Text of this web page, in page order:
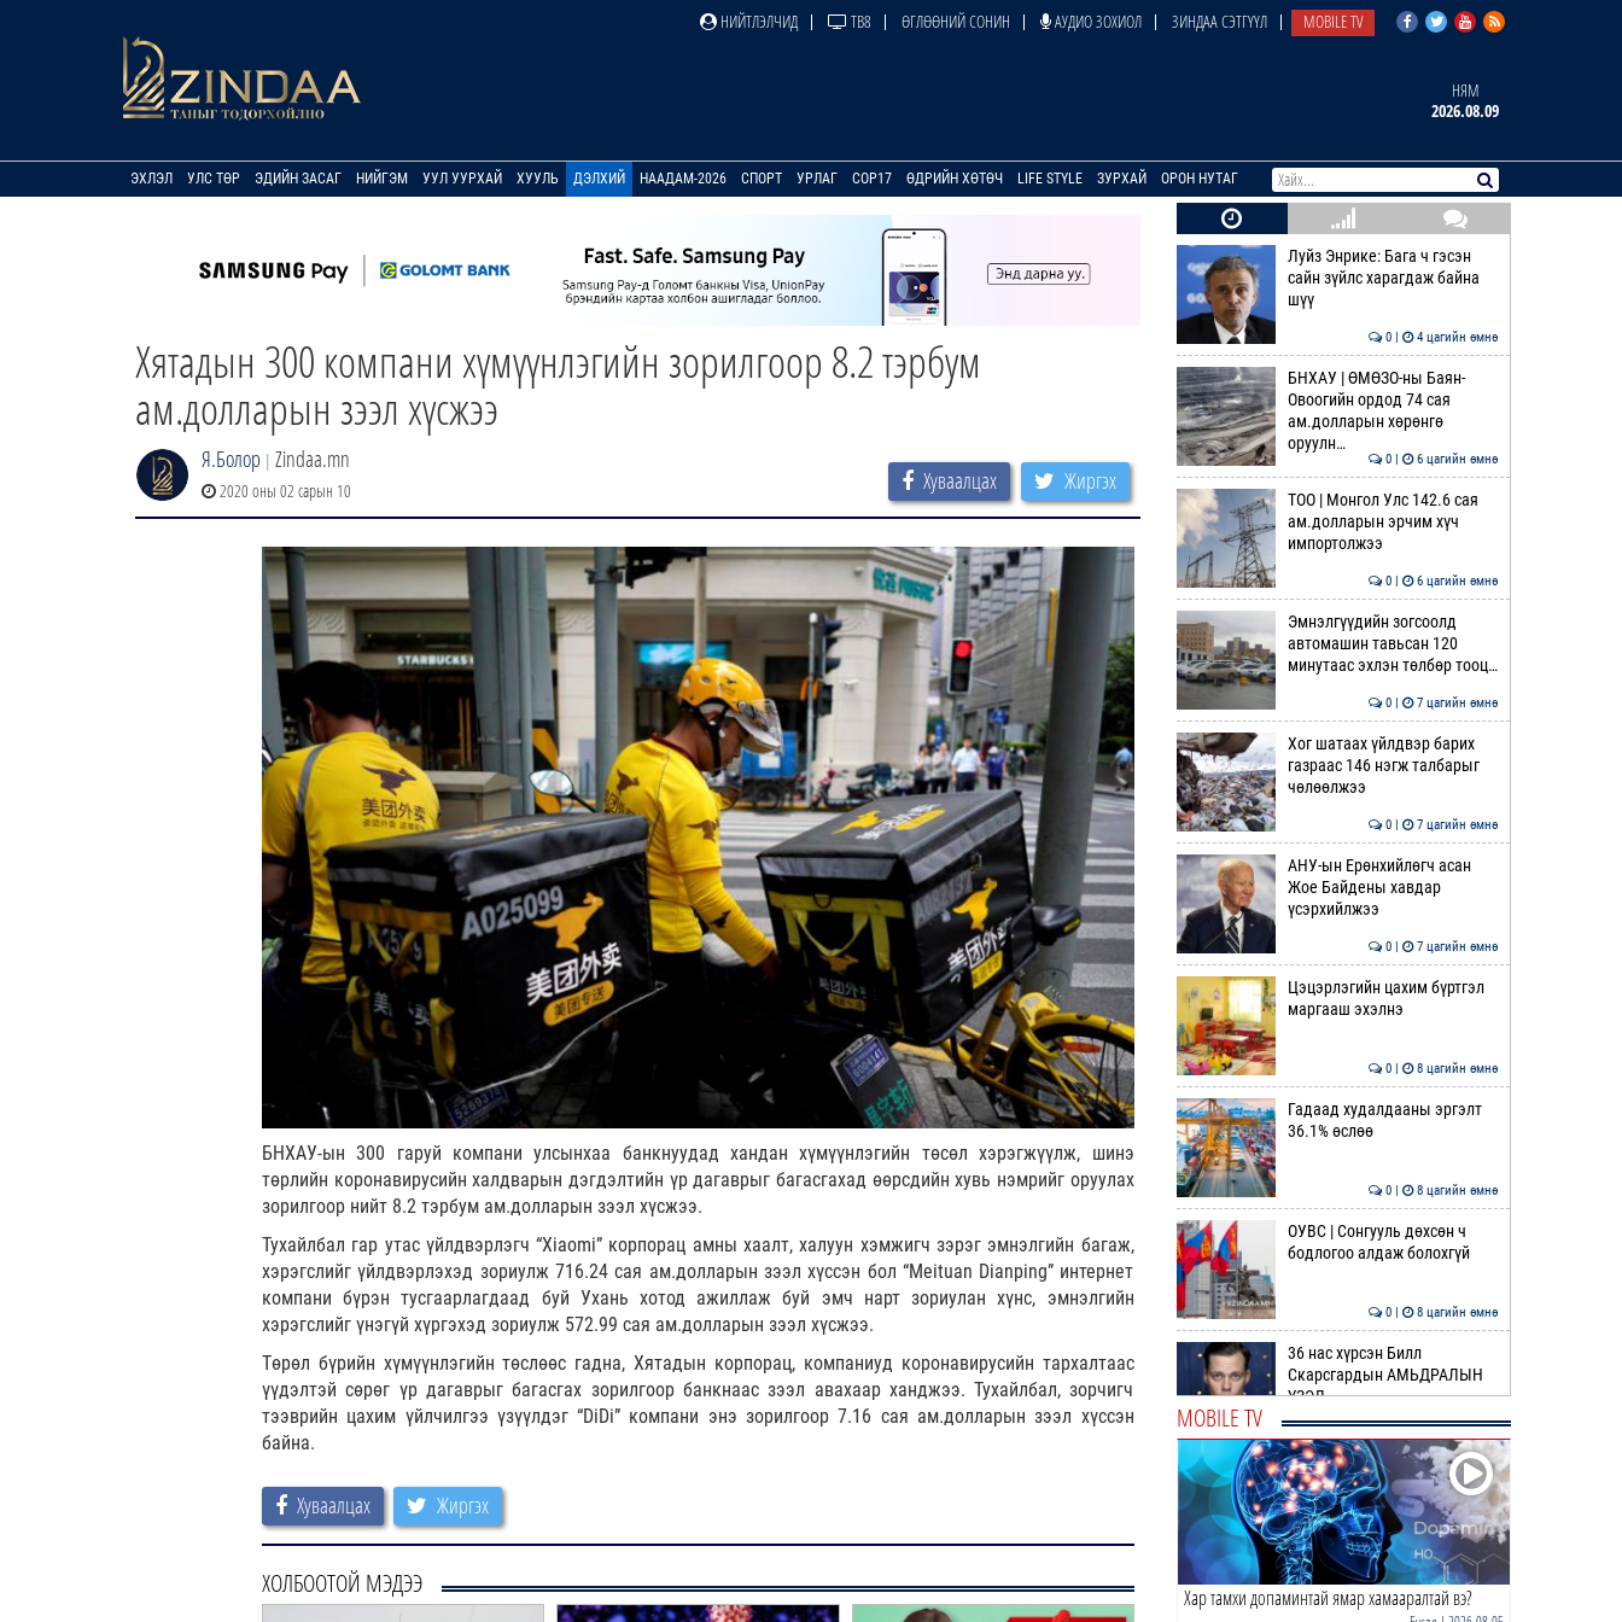
НИЙТЛЭЛЧИД ТВ8 ӨГЛӨӨНИЙ СОНИН АУДИО ЗОХИОЛ ЗИНДАА СЭТГҮҮЛ MOBILE TV
НЯМ
2026.08.09
ЭХЛЭЛ УЛС ТӨР ЭДИЙН ЗАСАГ НИЙГЭМ УУЛ УУРХАЙ ХУУЛЬ ДЭЛХИЙ НААДАМ-2026 СПОРТ УРЛАГ COP17 ӨДРИЙН ХӨТӨЧ LIFE STYLE ЗУРХАЙ ОРОН НУТАГ
Хятадын 300 компани хүмүүнлэгийн зорилгоор 8.2 тэрбум
ам.долларын зээл хүсжээ
Я.Болор | Zindaa.mn
2020 оны 02 сарын 10 Хуваалцах Жиргэх
БНХАУ-ын 300 гаруй компани улсынхаа банкнуудад хандан хүмүүнлэгийн төсөл хэрэгжүүлж, шинэ
төрлийн коронавирусийн халдварын дэгдэлтийн үр дагаврыг багасгахад өөрсдийн хувь нэмрийг оруулах
зорилгоор нийт 8.2 тэрбум ам.долларын зээл хүсжээ.
Тухайлбал гар утас үйлдвэрлэгч “Xiaomi” корпорац амны хаалт, халуун хэмжигч зэрэг эмнэлгийн багаж,
хэрэгслийг үйлдвэрлэхэд зориулж 716.24 сая ам.долларын зээл хүссэн бол “Meituan Dianping” интернет
компани бүрэн тусгаарлагдаад буй Ухань хотод ажиллаж буй эмч нарт зориулан хүнс, эмнэлгийн
хэрэгслийг үнэгүй хүргэхэд зориулж 572.99 сая ам.долларын зээл хүсжээ.
Төрөл бүрийн хүмүүнлэгийн төслөөс гадна, Хятадын корпорац, компаниуд коронавирусийн тархалтаас
үүдэлтэй сөрөг үр дагаврыг багасгах зорилгоор банкнаас зээл авахаар ханджээ. Тухайлбал, зорчигч
тээврийн цахим үйлчилгээ үзүүлдэг “DiDi” компани энэ зорилгоор 7.16 сая ам.долларын зээл хүссэн
байна.
Хуваалцах Жиргэх
ХОЛБООТОЙ МЭДЭЭ
Луйз Энрике: Бага ч гэсэн
сайн зүйлс харагдаж байна
шүү
0 | 4 цагийн өмнө
БНХАУ | ӨМӨЗО-ны Баян-
Овоогийн ордод 74 сая
ам.долларын хөрөнгө
оруулн…
0 | 6 цагийн өмнө
ТОО | Монгол Улс 142.6 сая
ам.долларын эрчим хүч
импортолжээ
0 | 6 цагийн өмнө
Эмнэлгүүдийн зогсоолд
автомашин тавьсан 120
минутаас эхлэн төлбөр тооц…
0 | 7 цагийн өмнө
Хог шатаах үйлдвэр барих
газраас 146 нэгж талбарыг
чөлөөлжээ
0 | 7 цагийн өмнө
АНУ-ын Ерөнхийлөгч асан
Жое Байдены хавдар
үсэрхийлжээ
0 | 7 цагийн өмнө
Цэцэрлэгийн цахим бүртгэл
маргааш эхэлнэ
0 | 8 цагийн өмнө
Гадаад худалдааны эргэлт
36.1% өслөө
0 | 8 цагийн өмнө
ОУВС | Сонгууль дөхсөн ч
бодлогоо алдаж болохгүй
0 | 8 цагийн өмнө
36 нас хүрсэн Билл
Скарсгардын АМЬДРАЛЫН
ҮЗЭЛ
ӨРНИЙН ЗУРХАЙ |
Жинлүүрийнхний бүтээлч
байдал нэмэгдэнэ
0 | 11 цагийн өмнө
ӨГЛӨӨНИЙ МЭНД!
MOBILE TV
Хар тамхи допаминтай ямар хамааралтай вэ?